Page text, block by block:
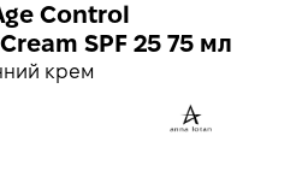
крем
Control
SPF 25 75 мл